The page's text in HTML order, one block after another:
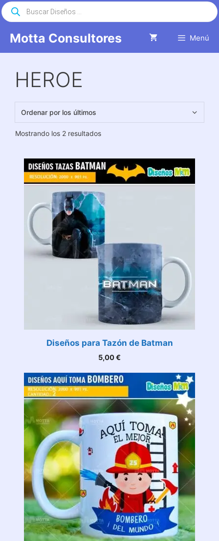
Saltar
al
Motta Consultores Menú
Búsqueda
de
productos
HEROE
Mostrando los 2 resultadosOrdenado
últimos
Diseños para Tazón de Batman
5,00€